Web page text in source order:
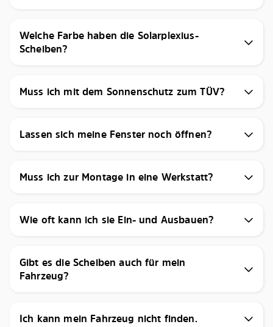
Welche Farbe haben die Solarplexius-
Scheiben?
Muss ich mit dem Sonnenschutz zum TÜV?
Lassen sich meine Fenster noch öffnen?
Muss ich zur Montage in eine Werkstatt?
Wie oft kann ich sie Ein- und Ausbauen?
Gibt es die Scheiben auch für mein
Fahrzeug?
Ich kann mein Fahrzeug nicht finden.